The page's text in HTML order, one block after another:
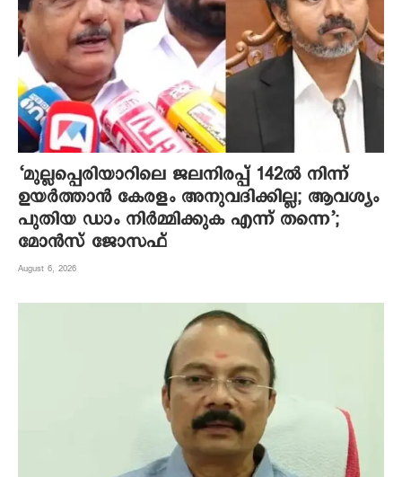
‘മുല്ലപ്പെരിയാറിലെ ജലനിരപ്പ് 142ല്‍ നിന്ന്
ഉയര്‍ത്താന്‍ കേരളം അനുവദിക്കില്ല; ആവശ്യം
പുതിയ ഡാം നിര്‍മ്മിക്കുക എന്ന് തന്നെ’;
മോന്‍സ് ജോസഫ്
August 6, 2026